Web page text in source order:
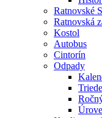
Ratnovské
Ratnovská
Kostol
Autobus
Cintorín
Odpady